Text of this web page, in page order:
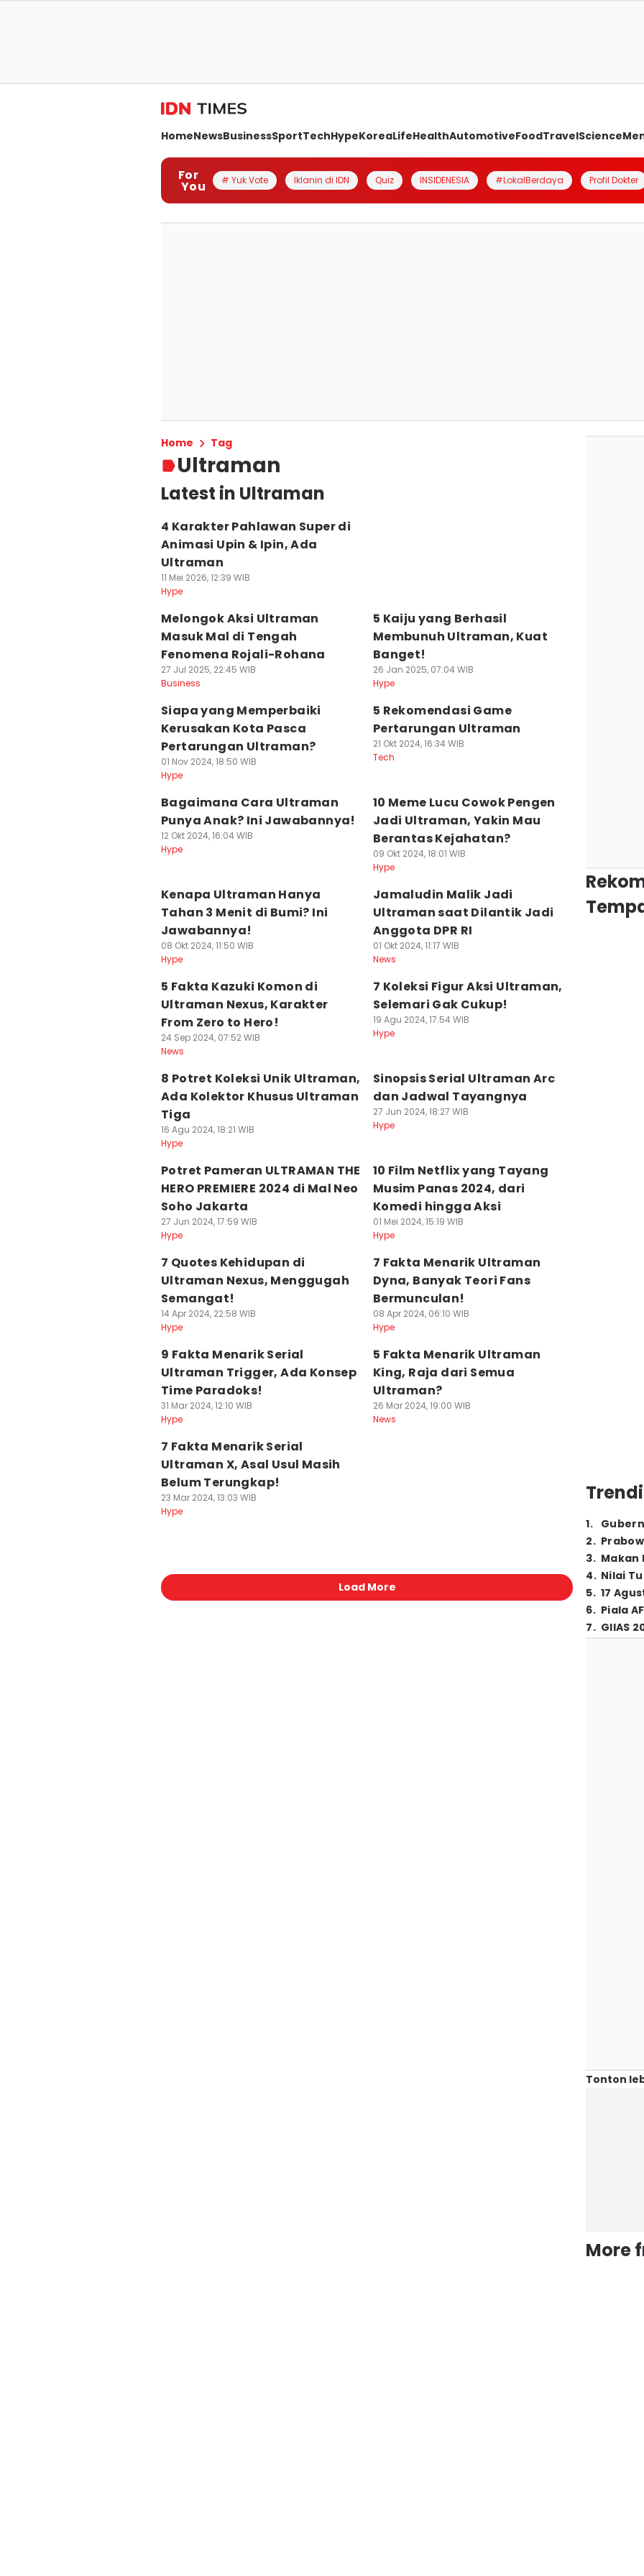
HomeNewsBusinessSportTechHypeKoreaLifeHealthAutomotiveFoodTravelScience
For
You # Yuk Vote Iklanin di IDN Quiz INSIDENESIA #LokalBerdaya Profil Dokter
Home Tag
Ultraman
Latest in Ultraman
4 Karakter Pahlawan Super di
Animasi Upin & Ipin, Ada
Ultraman
11 Mei 2026, 12:39 WIB
Hype
Melongok Aksi Ultraman
Masuk Mal di Tengah
Fenomena Rojali-Rohana
27 Jul 2025, 22:45 WIB
Business
5 Kaiju yang Berhasil
Membunuh Ultraman, Kuat
Banget!
26 Jan 2025, 07:04 WIB
Hype
Siapa yang Memperbaiki
Kerusakan Kota Pasca
Pertarungan Ultraman?
01 Nov 2024, 18:50 WIB
Hype
5 Rekomendasi Game
Pertarungan Ultraman
21 Okt 2024, 16:34 WIB
Tech
Bagaimana Cara Ultraman
Punya Anak? Ini Jawabannya!
12 Okt 2024, 16:04 WIB
Hype
10 Meme Lucu Cowok Pengen
Jadi Ultraman, Yakin Mau
Berantas Kejahatan?
09 Okt 2024, 18:01 WIB
Hype
Kenapa Ultraman Hanya
Tahan 3 Menit di Bumi? Ini
Jawabannya!
08 Okt 2024, 11:50 WIB
Hype
Jamaludin Malik Jadi
Ultraman saat Dilantik Jadi
Anggota DPR RI
01 Okt 2024, 11:17 WIB
News
5 Fakta Kazuki Komon di
Ultraman Nexus, Karakter
From Zero to Hero!
24 Sep 2024, 07:52 WIB
News
7 Koleksi Figur Aksi Ultraman,
Selemari Gak Cukup!
19 Agu 2024, 17:54 WIB
Hype
8 Potret Koleksi Unik Ultraman,
Ada Kolektor Khusus Ultraman
Tiga
16 Agu 2024, 18:21 WIB
Hype
Sinopsis Serial Ultraman Arc
dan Jadwal Tayangnya
27 Jun 2024, 18:27 WIB
Hype
Potret Pameran ULTRAMAN THE
HERO PREMIERE 2024 di Mal Neo
Soho Jakarta
27 Jun 2024, 17:59 WIB
Hype
10 Film Netflix yang Tayang
Musim Panas 2024, dari
Komedi hingga Aksi
01 Mei 2024, 15:19 WIB
Hype
7 Quotes Kehidupan di
Ultraman Nexus, Menggugah
Semangat!
14 Apr 2024, 22:58 WIB
Hype
7 Fakta Menarik Ultraman
Dyna, Banyak Teori Fans
Bermunculan!
08 Apr 2024, 06:10 WIB
Hype
9 Fakta Menarik Serial
Ultraman Trigger, Ada Konsep
Time Paradoks!
31 Mar 2024, 12:10 WIB
Hype
5 Fakta Menarik Ultraman
King, Raja dari Semua
Ultraman?
26 Mar 2024, 19:00 WIB
News
7 Fakta Menarik Serial
Ultraman X, Asal Usul Masih
Belum Terungkap!
23 Mar 2024, 13:03 WIB
Hype
Load More
1.
2.
3. Makan
4. Nilai
5. 17
6. Piala
7. GIIAS
Tonton
More